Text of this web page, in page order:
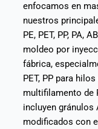
enfocamos en
nuestros
PE, PET, PP, PA,
moldeo por
fábrica,
PET, PP para
multifilamento de
incluyen gránulos
modificados con